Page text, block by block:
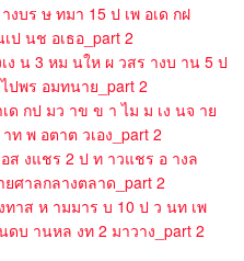
งบร ษ ทมา 15 ป เพ อเด กฝ
ป นช อเธอ_part 2
ง น 3 หม นให ผ วสร างบ าน 5 ป
ปพร อมทนาย_part 2
ด กป มว าข ข า ไม ม เง นจ าย
ท พ อตาต วเอง_part 2
ส งแชร 2 ป ท าวแชร อ างล
ศาลกลางตลาด_part 2
ทาส ห ามมาร บ 10 ป ว นท เพ
บ านหล งท 2 มาวาง_part 2